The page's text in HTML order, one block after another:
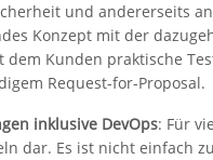
und andererseits an
Konzept mit der
Kunden praktische
Request-for-Proposal.
inklusive DevOps: Für
dar. Es ist nicht einfach